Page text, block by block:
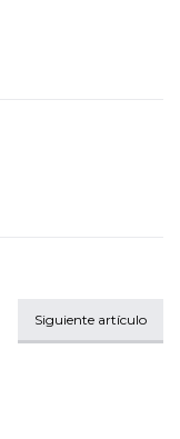
Siguiente artículo